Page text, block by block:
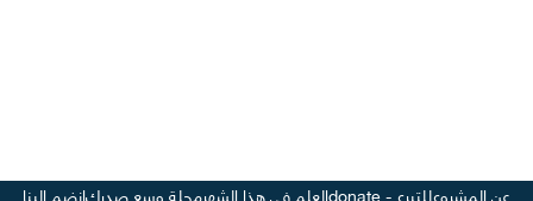
عن المشروعللتبرع - donate العلم في هذا الشهرمجلة وسع صدركانضم إلينا